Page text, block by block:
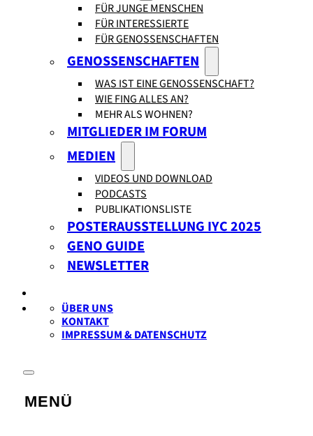
FÜR JUNGE MENSCHEN
FÜR INTERESSIERTE
FÜR GENOSSENSCHAFTEN
GENOSSENSCHAFTEN
WAS IST EINE GENOSSENSCHAFT?
WIE FING ALLES AN?
MEHR ALS WOHNEN?
MITGLIEDER IM FORUM
MEDIEN
VIDEOS UND DOWNLOAD
PODCASTS
PUBLIKATIONSLISTE
POSTERAUSSTELLUNG IYC 2025
GENO GUIDE
NEWSLETTER
ÜBER UNS
KONTAKT
IMPRESSUM & DATENSCHUTZ